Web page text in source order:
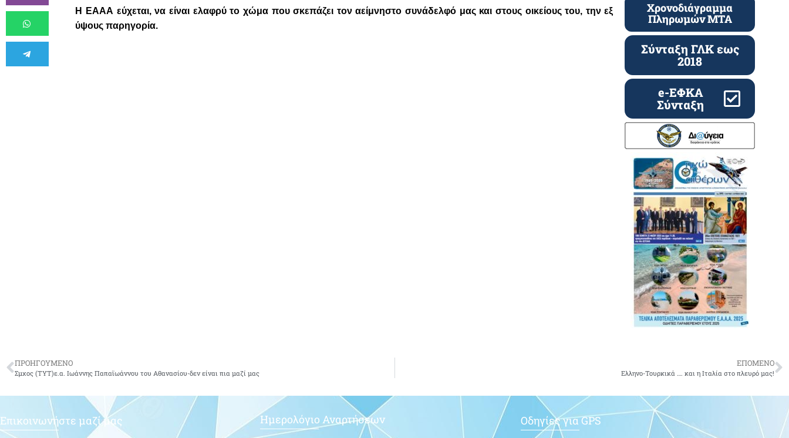
Η ΕΑΑΑ εύχεται, να είναι ελαφρύ το χώμα που σκεπάζει τον αείμνηστο συνάδελφό μας και στους οικείους του, την εξ
ύψους παρηγορία.
Χρονοδιάγραμμα
Πληρωμών ΜΤΑ
Σύνταξη ΓΛΚ εως
2018
e-ΕΦΚΑ
Σύνταξη
ΠΡΟΗΓΟΥΜΕΝΟ
Σμχος (ΤΥΤ)ε.α. Ιωάννης Παπαϊωάννου του Αθανασίου-δεν είναι πια μαζί μας
ΕΠΟΜΕΝΟ
Ελληνο-Τουρκικά …. και η Ιταλία στο πλευρό μας!
Επικοινωνήστε μαζί μας Ημερολόγιο Αναρτήσεων Οδηγίες για GPS